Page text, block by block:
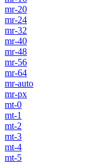
mr-20
mr-24
mr-32
mr-40
mr-48
mr-56
mr-64
mr-auto
mr-px
mt-0
mt-1
mt-2
mt-3
mt-4
mt-5